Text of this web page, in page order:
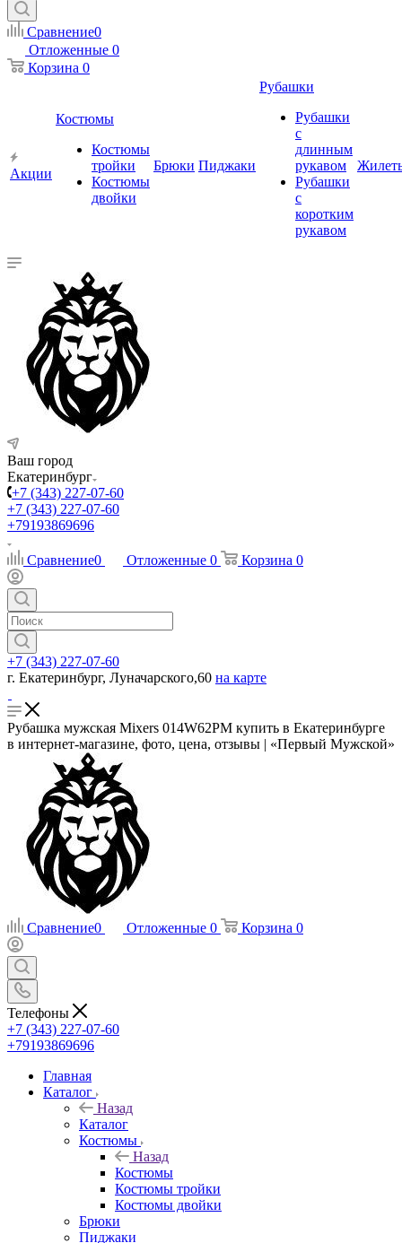
Сравнение0
Отложенные 0
Корзина 0
Акции
Костюмы
Костюмы
тройки
Костюмы
двойки
Брюки Пиджаки
Рубашки
Рубашки
с
длинным
рукавом
Рубашки
с
коротким
рукавом
Ваш город
Екатеринбург
+7 (343) 227-07-60
+7 (343) 227-07-60
+79193869696
Сравнение0 Отложенные 0 Корзина 0
+7 (343) 227-07-60
г. Екатеринбург, Луначарского,60 на карте
Рубашка мужская Mixers 014W62PM купить в Екатеринбурге
в интернет-магазине, фото, цена, отзывы | «Первый Мужской»
Сравнение0 Отложенные 0 Корзина 0
Телефоны
+7 (343) 227-07-60
+79193869696
Главная
Каталог
Назад
Каталог
Костюмы
Назад
Костюмы
Костюмы тройки
Костюмы двойки
Брюки
Пиджаки